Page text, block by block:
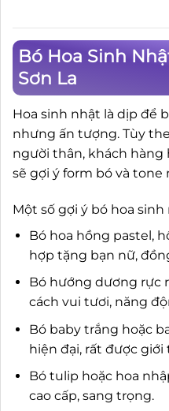
Bó Hoa Sinh
Sơn La
Hoa sinh nhật là dịp để
nhưng ấn tượng. Tùy
người thân, khách hàng
sẽ gợi ý form bó và tone
Một số gợi ý bó hoa sinh
Bó hoa hồng pastel,
hợp tặng bạn nữ,
Bó hướng dương rực
cách vui tươi, năng
Bó baby trắng hoặc
hiện đại, rất được giới
Bó tulip hoặc hoa
cao cấp, sang trọng.